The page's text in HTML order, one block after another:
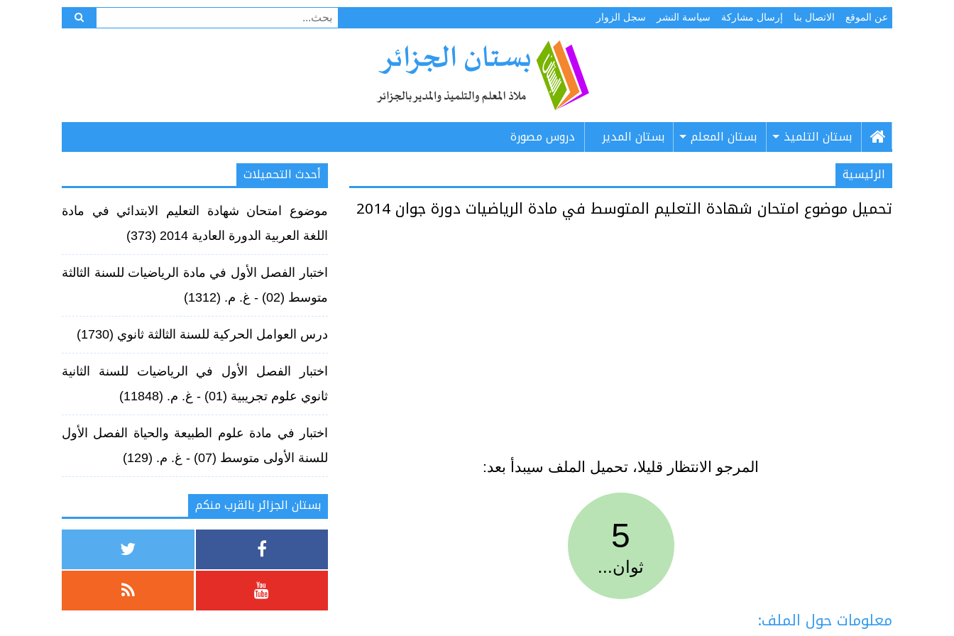
عن الموقع الاتصال بنا إرسال مشاركة سياسة النشر سجل الزوار
البحث
عن:
بستان التلميذ بستان المعلم بستان المدير
دروس مصورة
الرئيسية
تحميل موضوع امتحان شهادة التعليم المتوسط في مادة الرياضيات دورة جوان 2014
المرجو الانتظار قليلا، تحميل الملف سيبدأ بعد:
5
ثوان...
معلومات حول الملف:
أحدث التحميلات
موضوع امتحان شهادة التعليم الابتدائي في مادة
اللغة العربية الدورة العادية 2014
(373)
اختبار الفصل الأول في مادة الرياضيات للسنة الثالثة
متوسط (02) - غ. م.
(1312)
درس العوامل الحركية للسنة الثالثة ثانوي (1730)
اختبار الفصل الأول في الرياضيات للسنة الثانية
ثانوي علوم تجريبية (01) - غ. م.
(11848)
اختبار في مادة علوم الطبيعة والحياة الفصل الأول
للسنة الأولى متوسط (07) - غ. م.
(129)
بستان الجزائر بالقرب منكم